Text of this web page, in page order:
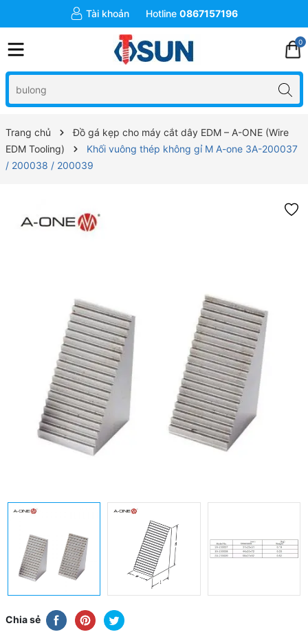
Tài khoản Hotline 0867157196
0
Trang chủ
Đồ gá kẹp cho máy cắt dây EDM – A-ONE (Wire
EDM Tooling)
Khối vuông thép không gỉ M A-one 3A-200037
/ 200038 / 200039
Chia sẻ